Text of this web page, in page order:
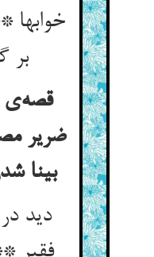
بر
قصه‌ی
ضریر
بینا
دید